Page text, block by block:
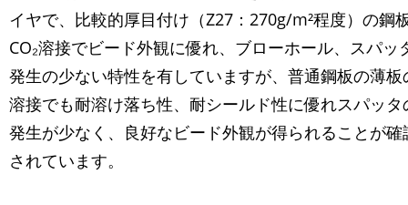
イヤで、比較的厚目付け（Z27：270g/m²程度）の鋼
CO₂溶接でビード外観に優れ、ブローホール、スパッ
発生の少ない特性を有していますが、普通鋼板の薄板
溶接でも耐溶け落ち性、耐シールド性に優れスパッタ
発生が少なく、良好なビード外観が得られることが確
されています。